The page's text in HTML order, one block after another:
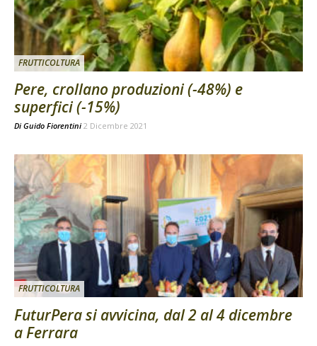
FRUTTICOLTURA
Pere, crollano produzioni (-48%) e
superfici (-15%)
Di Guido Fiorentini 2 Dicembre 2021
FRUTTICOLTURA
FuturPera si avvicina, dal 2 al 4 dicembre
a Ferrara